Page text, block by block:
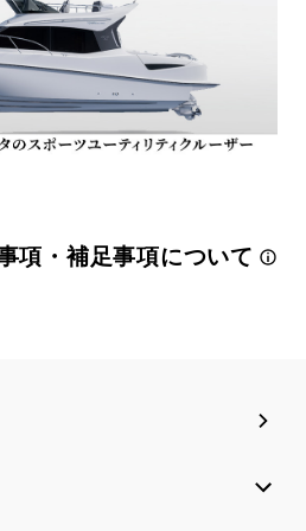
項・補足事項について